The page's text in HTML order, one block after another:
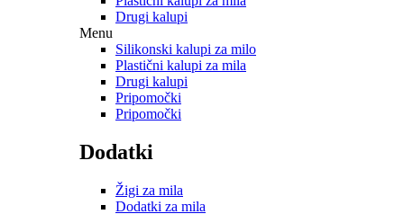
Drugi kalupi
Menu
Silikonski kalupi za milo
Plastični kalupi za mila
Drugi kalupi
Pripomočki
Pripomočki
Dodatki
Žigi za mila
Dodatki za mila